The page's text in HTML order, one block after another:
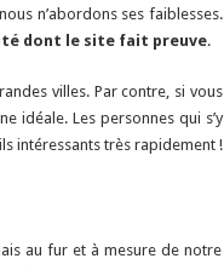
n’abordons ses faiblesses.
dont le site fait preuve.
villes. Par contre, si vous
idéale. Les personnes qui s’y
intéressants très rapidement !
au fur et à mesure de notre